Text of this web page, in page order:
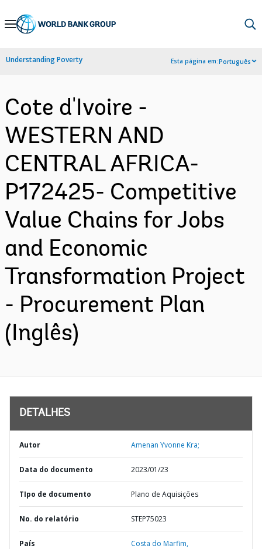
Skip
Navigation
Understanding Poverty Esta página em:Português
Cote d'Ivoire -
WESTERN AND
CENTRAL AFRICA-
P172425- Competitive
Value Chains for Jobs
and Economic
Transformation Project
- Procurement Plan
(Inglês)
DETALHES
Autor Amenan Yvonne Kra;
Data do documento 2023/01/23
TIpo de documento Plano de Aquisições
No. do relatório STEP75023
País Costa do Marfim,